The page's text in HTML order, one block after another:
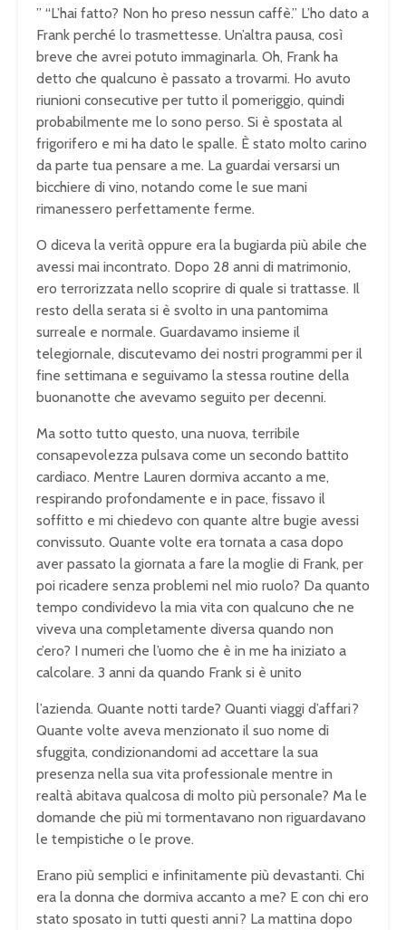
” “L’hai fatto? Non ho preso nessun caffè.” L’ho dato a
Frank perché lo trasmettesse. Un’altra pausa, così
breve che avrei potuto immaginarla. Oh, Frank ha
detto che qualcuno è passato a trovarmi. Ho avuto
riunioni consecutive per tutto il pomeriggio, quindi
probabilmente me lo sono perso. Si è spostata al
frigorifero e mi ha dato le spalle. È stato molto carino
da parte tua pensare a me. La guardai versarsi un
bicchiere di vino, notando come le sue mani
rimanessero perfettamente ferme.
O diceva la verità oppure era la bugiarda più abile che
avessi mai incontrato. Dopo 28 anni di matrimonio,
ero terrorizzata nello scoprire di quale si trattasse. Il
resto della serata si è svolto in una pantomima
surreale e normale. Guardavamo insieme il
telegiornale, discutevamo dei nostri programmi per il
fine settimana e seguivamo la stessa routine della
buonanotte che avevamo seguito per decenni.
Ma sotto tutto questo, una nuova, terribile
consapevolezza pulsava come un secondo battito
cardiaco. Mentre Lauren dormiva accanto a me,
respirando profondamente e in pace, fissavo il
soffitto e mi chiedevo con quante altre bugie avessi
convissuto. Quante volte era tornata a casa dopo
aver passato la giornata a fare la moglie di Frank, per
poi ricadere senza problemi nel mio ruolo? Da quanto
tempo condividevo la mia vita con qualcuno che ne
viveva una completamente diversa quando non
c’ero? I numeri che l’uomo che è in me ha iniziato a
calcolare. 3 anni da quando Frank si è unito
l’azienda. Quante notti tarde? Quanti viaggi d’affari?
Quante volte aveva menzionato il suo nome di
sfuggita, condizionandomi ad accettare la sua
presenza nella sua vita professionale mentre in
realtà abitava qualcosa di molto più personale? Ma le
domande che più mi tormentavano non riguardavano
le tempistiche o le prove.
Erano più semplici e infinitamente più devastanti. Chi
era la donna che dormiva accanto a me? E con chi ero
stato sposato in tutti questi anni? La mattina dopo